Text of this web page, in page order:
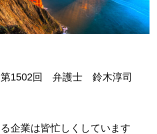
1502回 弁護士 鈴木淳司
企業は皆忙しくしています